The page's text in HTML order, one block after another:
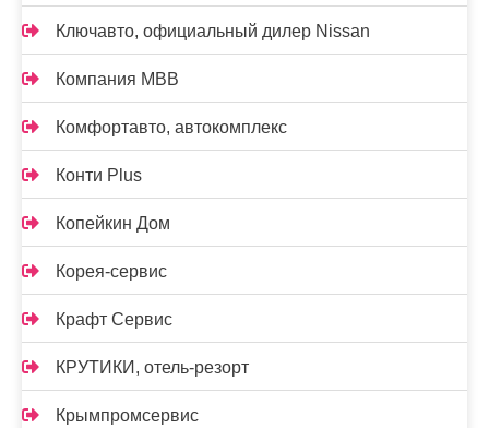
Ключавто, официальный дилер Nissan
Компания МВВ
Комфортавто, автокомплекс
Конти Plus
Копейкин Дом
Корея-сервис
Крафт Сервис
КРУТИКИ, отель-резорт
Крымпромсервис